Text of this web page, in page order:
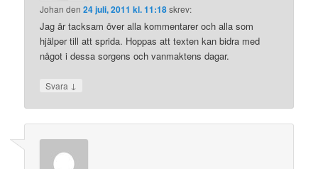
Johan den24 juli, 2011 kl. 11:18skrev:
Jag är tacksam över alla kommentarer och alla som
hjälper till att sprida. Hoppas att texten kan bidra med
något i dessa sorgens och vanmaktens dagar.
Svara ↓